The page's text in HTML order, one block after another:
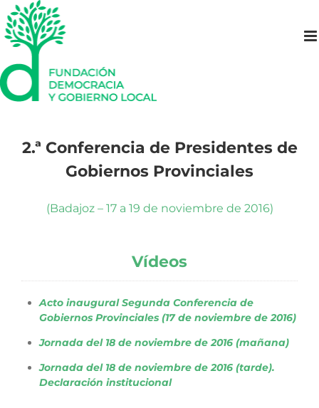
Saltar
al
contenido
2.ª Conferencia de Presidentes de
Gobiernos Provinciales
(Badajoz – 17 a 19 de noviembre de 2016)
Vídeos
Acto inaugural Segunda Conferencia de
Gobiernos Provinciales (17 de noviembre de 2016)
Jornada del 18 de noviembre de 2016 (mañana)
Jornada del 18 de noviembre de 2016 (tarde).
Declaración institucional